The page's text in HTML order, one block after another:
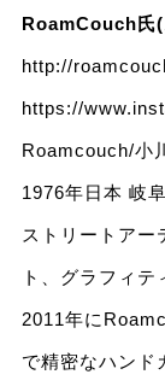
RoamCouch氏(
http://
https://
Roamcouch/小
1976年日本 岐
ストリートアー
ト、グラフィテ
2011年に
で精密なハンド